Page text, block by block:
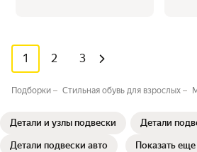
1 2 3
Подборки Стильная обувь для взрослых⁣⁣⁣
Детали и узлы подвески Детали
Детали подвески авто Показать еще